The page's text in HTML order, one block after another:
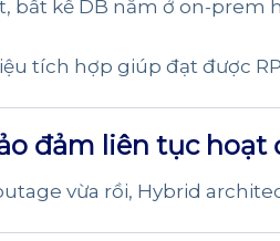
bất kể DB nằm ở on-prem
tích hợp giúp đạt được
đảm liên tục hoạt
vừa rồi, Hybrid